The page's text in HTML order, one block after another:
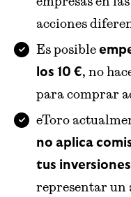
acciones
Es posible
los 10 €, no
para comprar
eToro
no aplica
tus inversiones
representar